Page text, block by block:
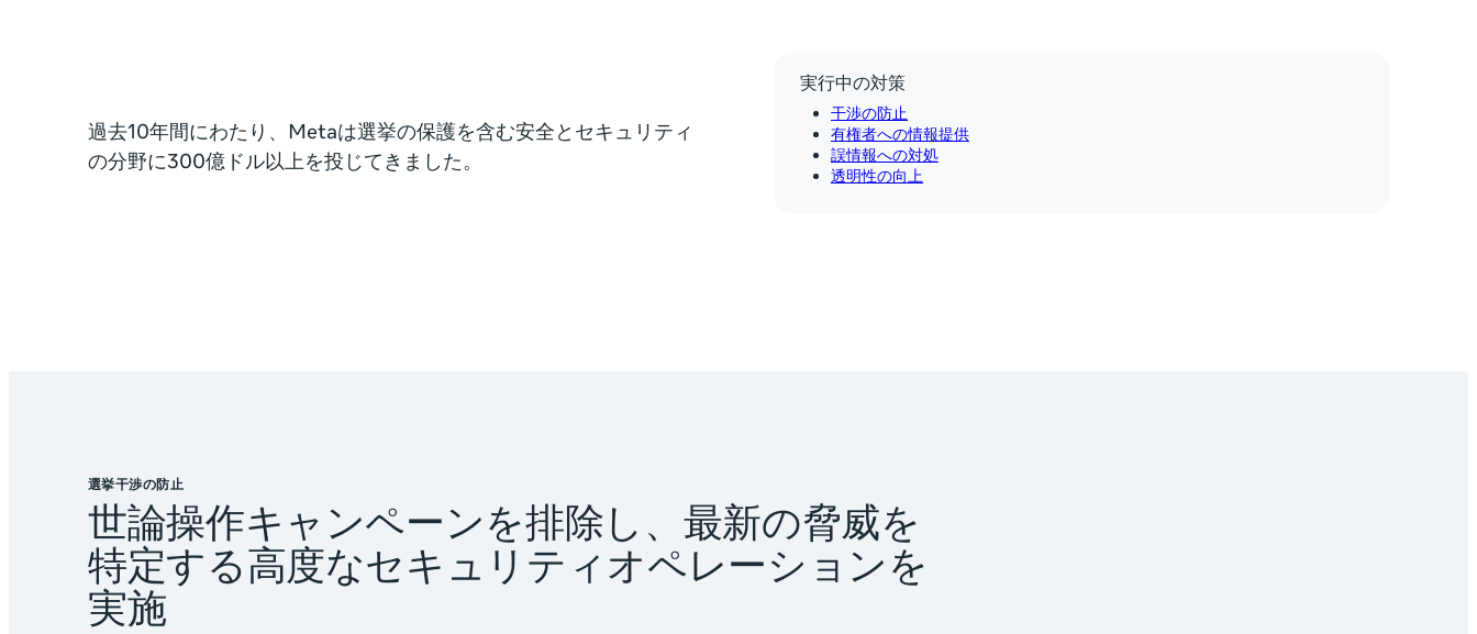
過去10年間にわたり、Metaは選挙の保護を含む安全とセキュリティ
の分野に300億ドル以上を投じてきました。
実行中の対策
干渉の防止
有権者への情報提供
誤情報への対処
透明性の向上
選挙干渉の防止
世論操作キャンペーンを排除し、最新の脅威を
特定する高度なセキュリティオペレーションを
実施